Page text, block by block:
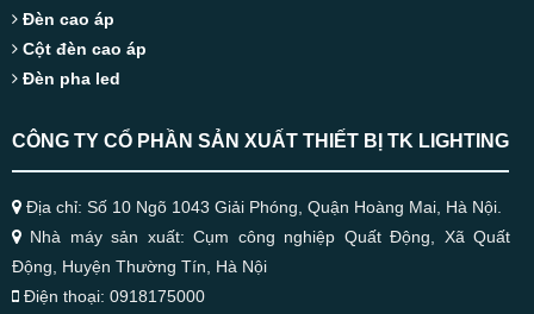
Đèn cao áp
Cột đèn cao áp
Đèn pha led
CÔNG TY CỔ PHẦN SẢN XUẤT THIẾT BỊ TK LIGHTING
Địa chỉ: Số 10 Ngõ 1043 Giải Phóng, Quận Hoàng Mai, Hà Nội.
Nhà máy sản xuất: Cụm công nghiệp Quất Động, Xã Quất
Động, Huyện Thường Tín, Hà Nội
Điện thoại: 0918175000